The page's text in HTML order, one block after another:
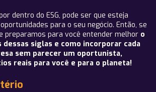
dentro do ESG, pode ser que esteja
para o seu negócio. Então, se
preparamos para você entender melhor o
siglas e como incorporar cada
sem parecer um oportunista,
reais para você e para o planeta!